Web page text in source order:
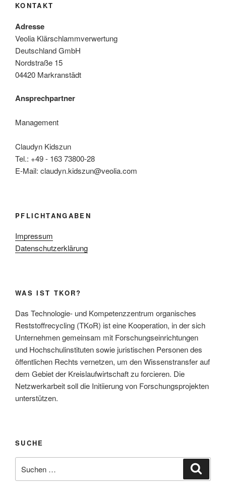
KONTAKT
Adresse
Veolia Klärschlammverwertung
Deutschland GmbH
Nordstraße 15
04420 Markranstädt
Ansprechpartner
Management
Claudyn Kidszun
Tel.: +49 - 163 73800-28
E-Mail: claudyn.kidszun@veolia.com
PFLICHTANGABEN
Impressum
Datenschutzerklärung
WAS IST TKOR?
Das Technologie- und Kompetenzzentrum organisches
Reststoffrecycling (TKoR) ist eine Kooperation, in der sich
Unternehmen gemeinsam mit Forschungseinrichtungen
und Hochschulinstituten sowie juristischen Personen des
öffentlichen Rechts vernetzen, um den Wissenstransfer auf
dem Gebiet der Kreislaufwirtschaft zu forcieren. Die
Netzwerkarbeit soll die Initiierung von Forschungsprojekten
unterstützen.
SUCHE
nach: